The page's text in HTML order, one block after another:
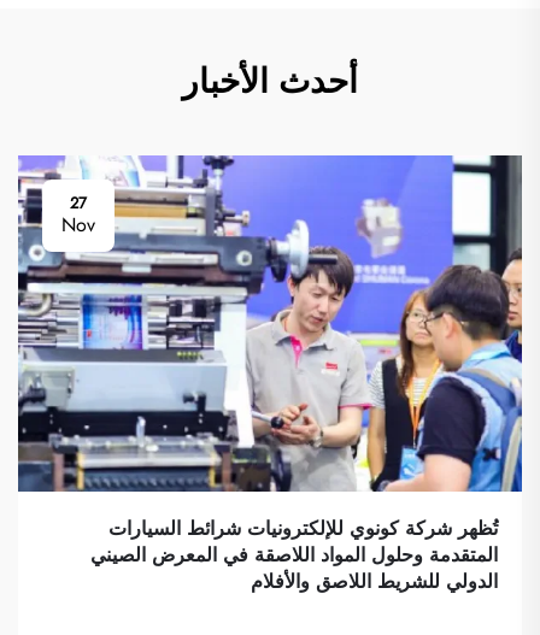
أحدث الأخبار
27
Nov
تُظهر شركة كونوي للإلكترونيات شرائط السيارات
المتقدمة وحلول المواد اللاصقة في المعرض الصيني
الدولي للشريط اللاصق والأفلام